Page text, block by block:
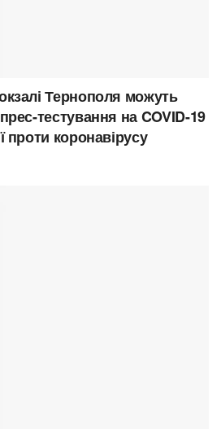
Тернополя можуть
тестування на COVID-19
проти коронавірусу